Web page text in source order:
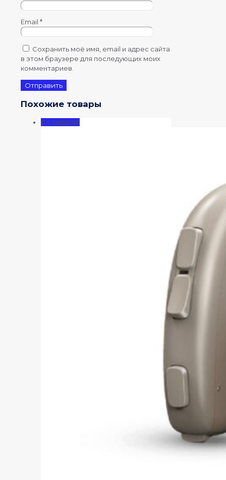
Email *
Сохранить моё имя, email и адрес сайта
в этом браузере для последующих моих
комментариев.
Похожие товары
Со скидкой